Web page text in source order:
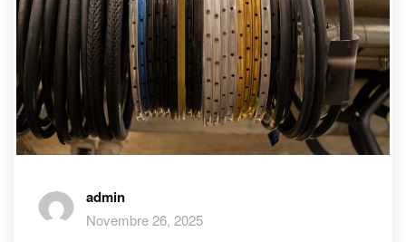
admin
Novembre 26, 2025